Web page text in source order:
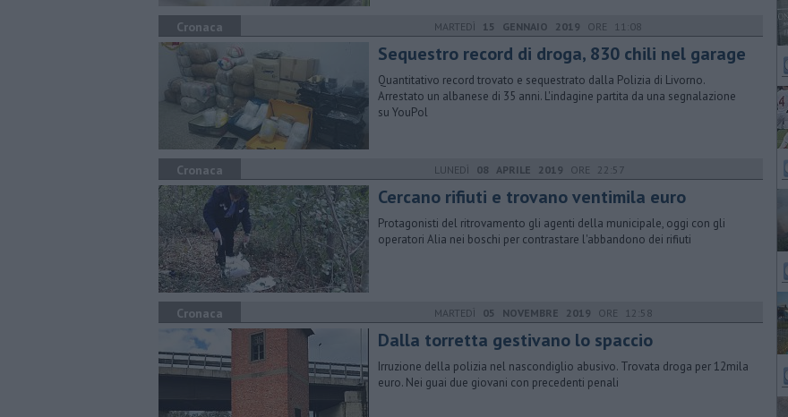
Cronaca MARTEDÌ 15 GENNAIO 2019 ORE 11:08
Sequestro record di droga, 830 chili nel garage
Quantitativo record trovato e sequestrato dalla Polizia di Livorno.
Arrestato un albanese di 35 anni. L'indagine partita da una segnalazione
su YouPol
Cronaca LUNEDÌ 08 APRILE 2019 ORE 22:57
Cercano rifiuti e trovano ventimila euro
Protagonisti del ritrovamento gli agenti della municipale, oggi con gli
operatori Alia nei boschi per contrastare l'abbandono dei rifiuti
Cronaca MARTEDÌ 05 NOVEMBRE 2019 ORE 12:58
Dalla torretta gestivano lo spaccio
Irruzione della polizia nel nascondiglio abusivo. Trovata droga per 12mila
euro. Nei guai due giovani con precedenti penali